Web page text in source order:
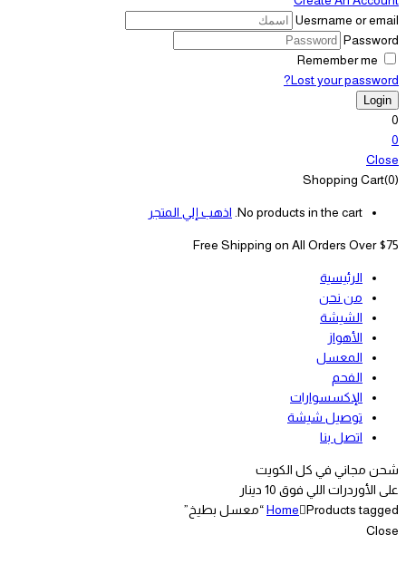
Uesrname or email
Password
Remember me
Lost your password?
0
0
Close
Shopping Cart(0)
No products in the cart. اذهب إلي المتجر
Free Shipping on All Orders Over $75
الرئيسية
من نحن
الشيشة
الأهواز
المعسل
الفحم
الإكسسوارات
توصيل شيشة
اتصل بنا
شحن مجاني في كل الكويت
على الأوردرات اللي فوق 10 دينار
Home Products tagged “معسل بطيخ”
Close